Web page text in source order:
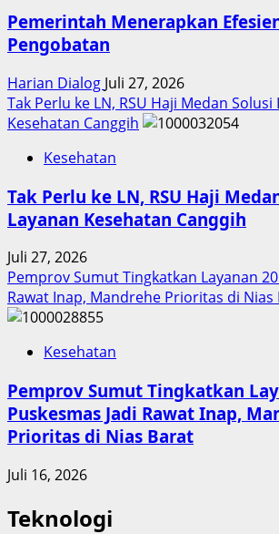
Pemerintah Menerapkan
Pengobatan
Harian Dialog Juli 27, 2026
Tak Perlu ke LN, RSU Haji Medan Solusi
Kesehatan Canggih
Kesehatan
Tak Perlu ke LN, RSU Haji
Layanan Kesehatan Canggih
Juli 27, 2026
Pemprov Sumut Tingkatkan Layanan
Rawat Inap, Mandrehe Prioritas di Nias
Kesehatan
Pemprov Sumut Tingkatkan
Puskesmas Jadi Rawat Inap,
Prioritas di Nias Barat
Juli 16, 2026
Teknologi